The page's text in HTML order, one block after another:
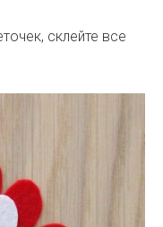
склейте все